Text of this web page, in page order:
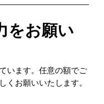
をお願い
います。任意の額でご
くお願いいたします。